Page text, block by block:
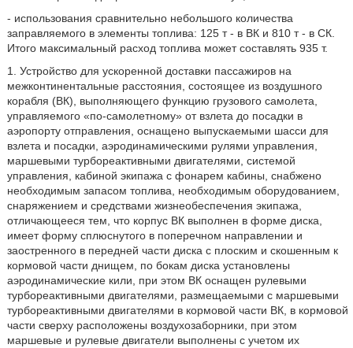
- использования сравнительно небольшого количества
заправляемого в элементы топлива: 125 т - в ВК и 810 т - в СК.
Итого максимальный расход топлива может составлять 935 т.
1. Устройство для ускоренной доставки пассажиров на
межконтинентальные расстояния, состоящее из воздушного
корабля (ВК), выполняющего функцию грузового самолета,
управляемого «по-самолетному» от взлета до посадки в
аэропорту отправления, оснащено выпускаемыми шасси для
взлета и посадки, аэродинамическими рулями управления,
маршевыми турбореактивными двигателями, системой
управления, кабиной экипажа с фонарем кабины, снабжено
необходимым запасом топлива, необходимым оборудованием,
снаряжением и средствами жизнеобеспечения экипажа,
отличающееся тем, что корпус ВК выполнен в форме диска,
имеет форму сплюснутого в поперечном направлении и
заостренного в передней части диска с плоским и скошенным к
кормовой части днищем, по бокам диска установлены
аэродинамические кили, при этом ВК оснащен рулевыми
турбореактивными двигателями, размещаемыми с маршевыми
турбореактивными двигателями в кормовой части ВК, в кормовой
части сверху расположены воздухозаборники, при этом
маршевые и рулевые двигатели выполнены с учетом их